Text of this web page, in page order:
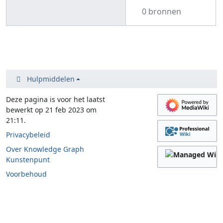
0 bronnen
Hulpmiddelen
Deze pagina is voor het laatst
bewerkt op 21 feb 2023 om
21:11.
Privacybeleid
Over Knowledge Graph
Kunstenpunt
Voorbehoud